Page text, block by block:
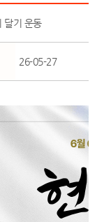
달기 운동
26-05-27